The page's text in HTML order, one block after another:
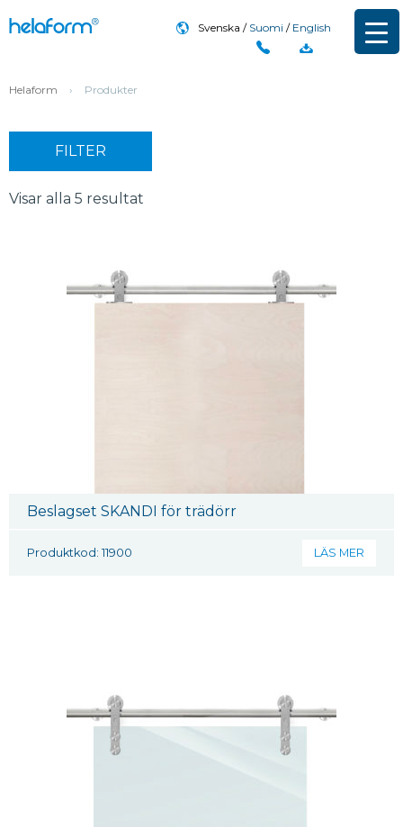
Svenska Suomi English
Helaform › Produkter
FILTER
Visar alla 5 resultat
Beslagset SKANDI för trädörr
Produktkod: 11900 LÄS MER